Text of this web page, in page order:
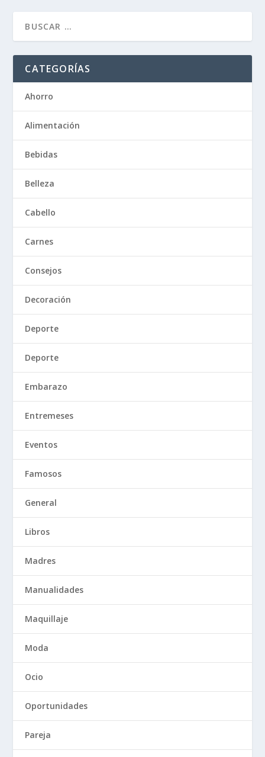
CATEGORÍAS
Ahorro
Alimentación
Bebidas
Belleza
Cabello
Carnes
Consejos
Decoración
Deporte
Deporte
Embarazo
Entremeses
Eventos
Famosos
General
Libros
Madres
Manualidades
Maquillaje
Moda
Ocio
Oportunidades
Pareja